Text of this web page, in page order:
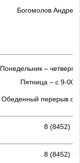
Богомолов Андрей
Понедельник – четверг
Пятница – с 9-00
Обеденный перерыв с
8 (8452)
8 (8452)